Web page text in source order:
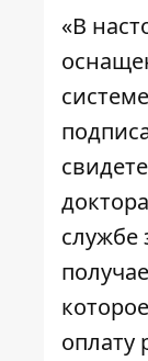
«В
службе
оплату